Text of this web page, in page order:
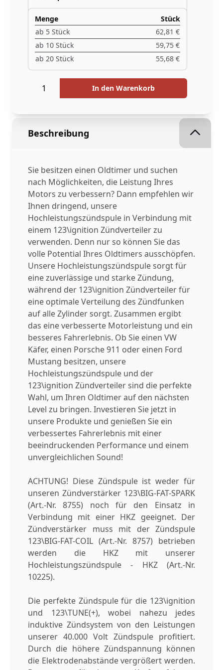
Menge
Stück
ab 5 Stück
62,81 €
ab 10 Stück
59,75 €
ab 20 Stück
55,68 €
In den Warenkorb
Beschreibung
Sie besitzen einen Oldtimer und suchen
nach Möglichkeiten, die Leistung Ihres
Motors zu verbessern? Dann empfehlen wir
Ihnen dringend, unsere
Hochleistungszündspule in Verbindung mit
einem 123\ignition Zündverteiler zu
verwenden. Denn nur so können Sie das
volle Potential Ihres Oldtimers ausschöpfen.
Unsere Hochleistungszündspule sorgt für
eine zuverlässige und starke Zündung,
während der 123\ignition Zündverteiler für
eine optimale Verteilung des Zündfunken
auf alle Zylinder sorgt. Zusammen ergibt
das eine verbesserte Motorleistung und ein
besseres Fahrerlebnis. Ob Sie einen VW
Käfer, einen Porsche 911 oder einen Ford
Mustang besitzen, unsere
Hochleistungszündspule und der
123\ignition Zündverteiler sind die perfekte
Wahl, um Ihren Oldtimer auf den nächsten
Level zu bringen. Investieren Sie jetzt in
unsere Produkte und genießen Sie ein
verbessertes Fahrerlebnis mit einer
beeindruckenden Performance und einem
unvergleichlichen Sound!
ACHTUNG! Diese Zündspule ist weder für
unseren Zündverstärker 123\BIG-FAT-SPARK
(Art.-Nr. 8755) noch für den Einsatz in
Verbindung mit einer HKZ geeignet. Der
Zündverstärker muss mit der Zündspule
123\BIG-FAT-COIL (Art.-Nr. 8757) betrieben
werden die HKZ mit unserer
Hochleistungszündspule - HKZ (Art.-Nr.
10225).
Die perfekte Zündspule für die 123\ignition
und 123\TUNE(+), wobei nahezu jedes
induktive Zündsystem von den Leistungen
unserer 40.000 Volt Zündspule profitiert.
Durch die höhere Zündspannung können
die Elektrodenabstände vergrößert werden.